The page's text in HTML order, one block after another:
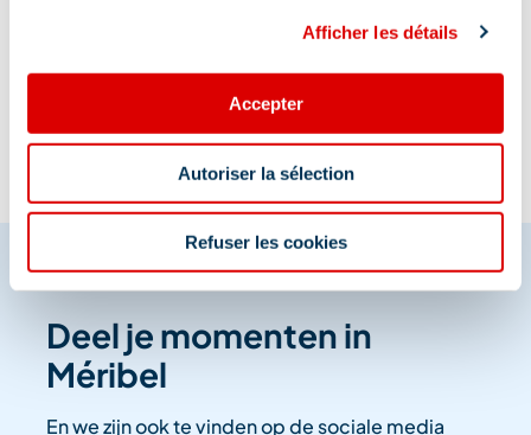
Afficher les détails
Accepter
Autoriser la sélection
Refuser les cookies
Informatie bijgewerkt op
07/24/2026.
Deel je momenten in
Méribel
En we zijn ook te vinden op de sociale media